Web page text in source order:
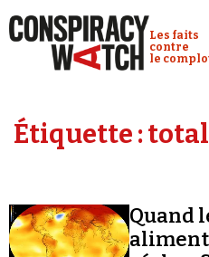
Les faits
contre
le
Analyses
Vidéos
Émissions
Étiquette :total
Quand